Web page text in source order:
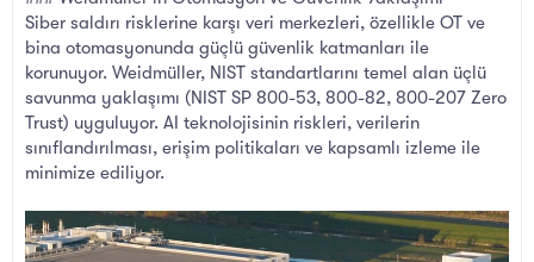
Siber saldırı risklerine karşı veri merkezleri, özellikle OT ve
bina otomasyonunda güçlü güvenlik katmanları ile
korunuyor. Weidmüller, NIST standartlarını temel alan üçlü
savunma yaklaşımı (NIST SP 800-53, 800-82, 800-207 Zero
Trust) uyguluyor. AI teknolojisinin riskleri, verilerin
sınıflandırılması, erişim politikaları ve kapsamlı izleme ile
minimize ediliyor.